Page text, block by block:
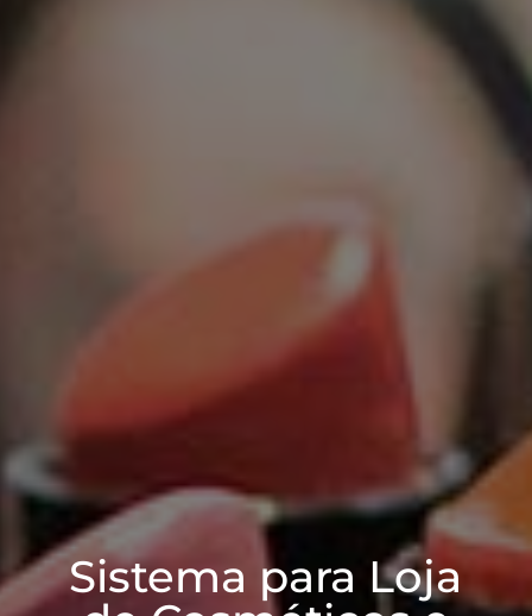
Sistema para Loja